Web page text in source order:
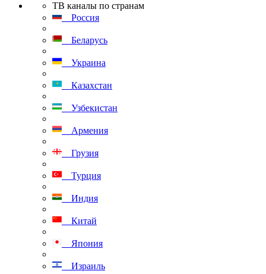
ТВ каналы по странам
Россия
Беларусь
Украина
Казахстан
Узбекистан
Армения
Грузия
Турция
Индия
Китай
Япония
Израиль